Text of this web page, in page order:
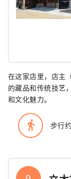
在这家店里，店主
的藏品和传统技艺
和文化魅力。
directions_walk 步行